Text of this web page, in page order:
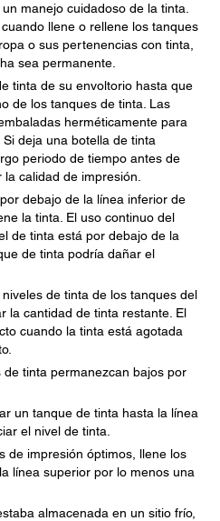
manejo cuidadoso de la tinta.
llene o rellene los tanques
o sus pertenencias con tinta,
sea permanente.
tinta de su envoltorio hasta que
de los tanques de tinta. Las
herméticamente para
deja una botella de tinta
periodo de tiempo antes de
calidad de impresión.
debajo de la línea inferior de
la tinta. El uso continuo del
de tinta está por debajo de la
de tinta podría dañar el
de tinta de los tanques del
la cantidad de tinta restante. El
cuando la tinta está agotada
de tinta permanezcan bajos por
un tanque de tinta hasta la línea
el nivel de tinta.
de impresión óptimos, llene los
línea superior por lo menos una
almacenada en un sitio frío,